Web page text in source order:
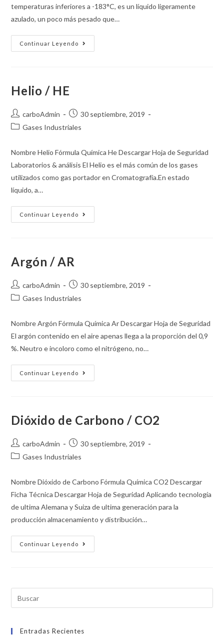
temperaturas inferiores a -183°C, es un líquido ligeramente
azulado, un poco más pesado que…
Continuar Leyendo
Helio / HE
carboAdmin
30 septiembre, 2019
Gases Industriales
Nombre Helio Fórmula Química He Descargar Hoja de Seguridad
Laboratorios & análisis El Helio es el más común de los gases
utilizados como gas portador en Cromatografía.En estado
líquido, a…
Continuar Leyendo
Argón / AR
carboAdmin
30 septiembre, 2019
Gases Industriales
Nombre Argón Fórmula Química Ar Descargar Hoja de Seguridad
El argón contenido en el aire apenas llega a la proporción del 0,9
%. Neutro e incoloro como el nitrógeno, no…
Continuar Leyendo
Dióxido de Carbono / CO2
carboAdmin
30 septiembre, 2019
Gases Industriales
Nombre Dióxido de Carbono Fórmula Química CO2 Descargar
Ficha Técnica Descargar Hoja de Seguridad Aplicando tecnología
de ultima Alemana y Suiza de ultima generación para la
producción almacenamiento y distribución…
Continuar Leyendo
Entradas Recientes